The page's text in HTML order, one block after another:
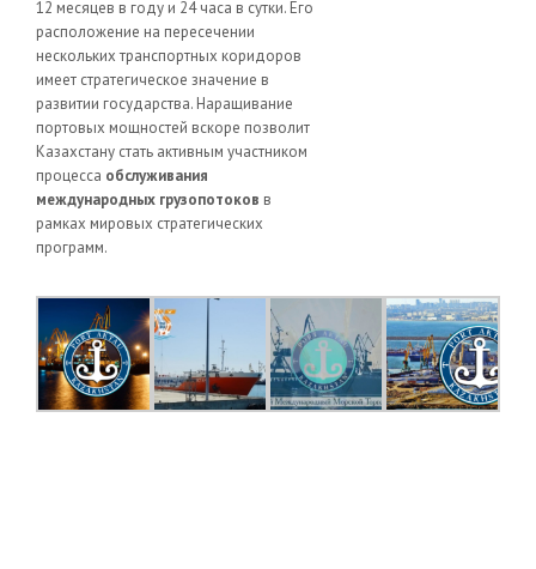
12 месяцев в году и 24 часа в сутки. Его
расположение на пересечении
нескольких транспортных коридоров
имеет стратегическое значение в
развитии государства. Наращивание
портовых мощностей вскоре позволит
Казахстану стать активным участником
процесса обслуживания
международных грузопотоков в
рамках мировых стратегических
программ.